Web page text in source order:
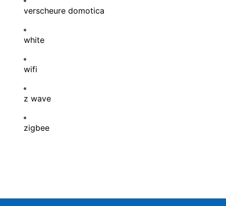
verscheure domotica
white
wifi
z wave
zigbee